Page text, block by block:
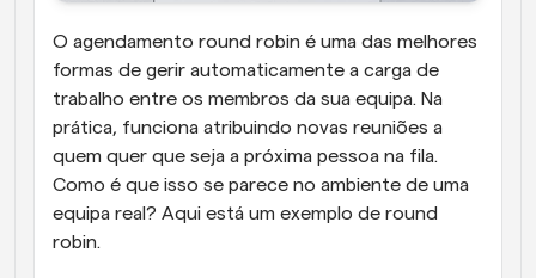
O agendamento round robin é uma das melhores
formas de gerir automaticamente a carga de
trabalho entre os membros da sua equipa. Na
prática, funciona atribuindo novas reuniões a
quem quer que seja a próxima pessoa na fila.
Como é que isso se parece no ambiente de uma
equipa real? Aqui está um exemplo de round
robin.